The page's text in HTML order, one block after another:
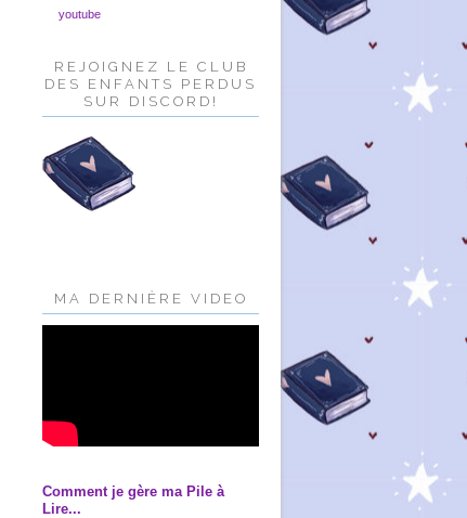
youtube
REJOIGNEZ LE CLUB
DES ENFANTS PERDUS
SUR DISCORD!
MA DERNIÈRE VIDEO
Comment je gère ma Pile à
Lire...